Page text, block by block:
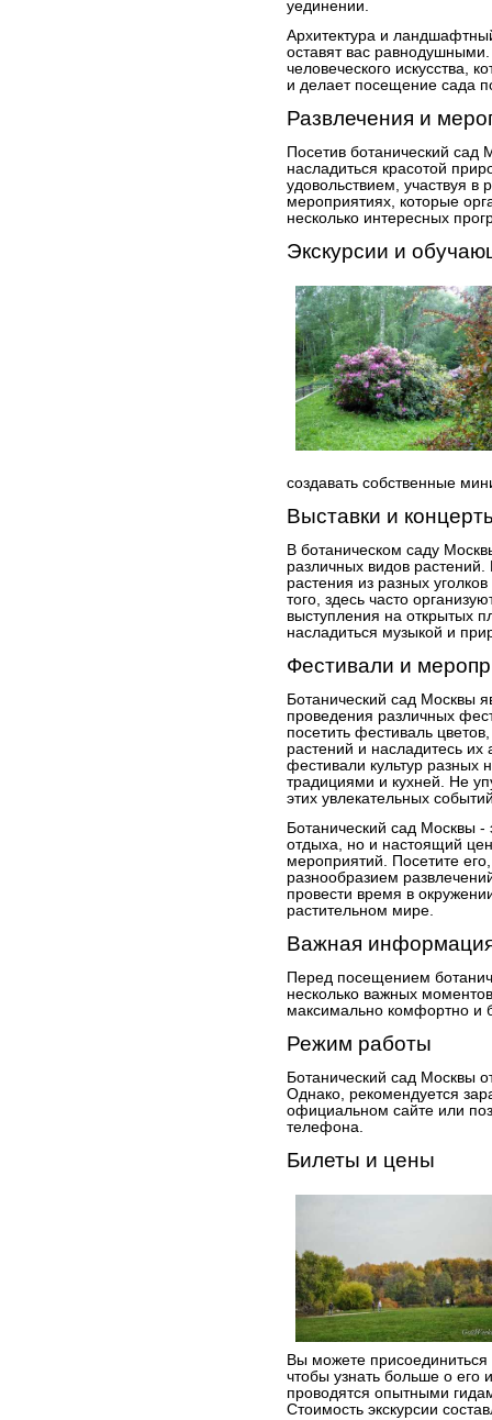
уединении.
Архитектура и
оставят вас
человеческого искусства,
и делает посещение сада
Развлечения и
Посетив ботанический сад
насладиться красотой
удовольствием, участвуя в
мероприятиях, которые
несколько интересных
Экскурсии и
создавать собственные
Выставки и
В ботаническом саду
различных видов растений.
растения из разных
того, здесь часто
выступления на открытых
насладиться музыкой и
Фестивали и
Ботанический сад Москвы
проведения различных
посетить фестиваль
растений и насладитесь
фестивали культур разных
традициями и кухней. Не
этих увлекательных
Ботанический сад Москвы -
отдыха, но и настоящий
мероприятий. Посетите
разнообразием
провести время в
растительном мире.
Важная
Перед посещением
несколько важных
максимально комфортно и
Режим работы
Ботанический сад Москвы
Однако, рекомендуется
официальном сайте или
телефона.
Билеты и цены
Вы можете присоединиться
чтобы узнать больше о его
проводятся опытными
Стоимость экскурсии